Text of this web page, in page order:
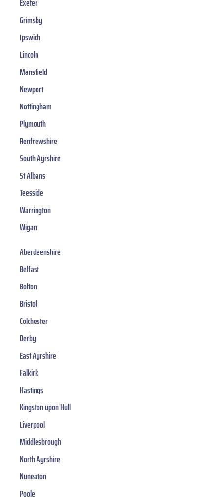
Exeter
Grimsby
Ipswich
Lincoln
Mansfield
Newport
Nottingham
Plymouth
Renfrewshire
South Ayrshire
St Albans
Teesside
Warrington
Wigan
Aberdeenshire
Belfast
Bolton
Bristol
Colchester
Derby
East Ayrshire
Falkirk
Hastings
Kingston upon Hull
Liverpool
Middlesbrough
North Ayrshire
Nuneaton
Poole